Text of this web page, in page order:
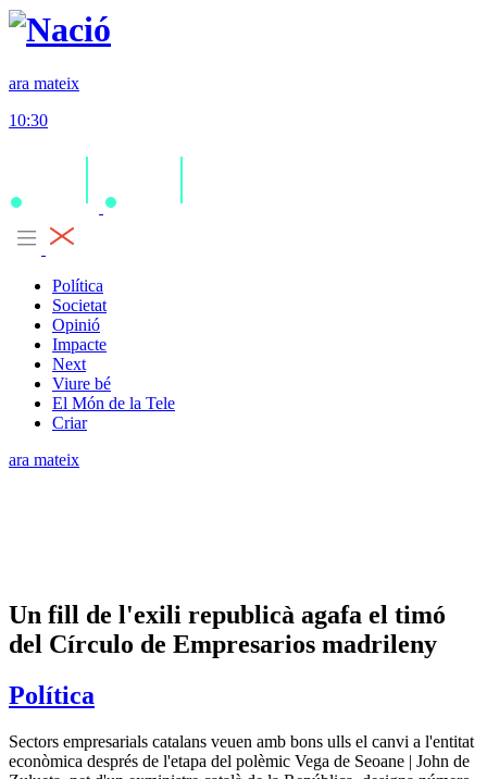
ara mateix
10:30
Política
Societat
Opinió
Impacte
Next
Viure bé
El Món de la Tele
Criar
ara mateix
Un fill de l'exili republicà agafa el timó
del Círculo de Empresarios madrileny
Política
Sectors empresarials catalans veuen amb bons ulls el canvi a l'entitat
econòmica després de l'etapa del polèmic Vega de Seoane | John de